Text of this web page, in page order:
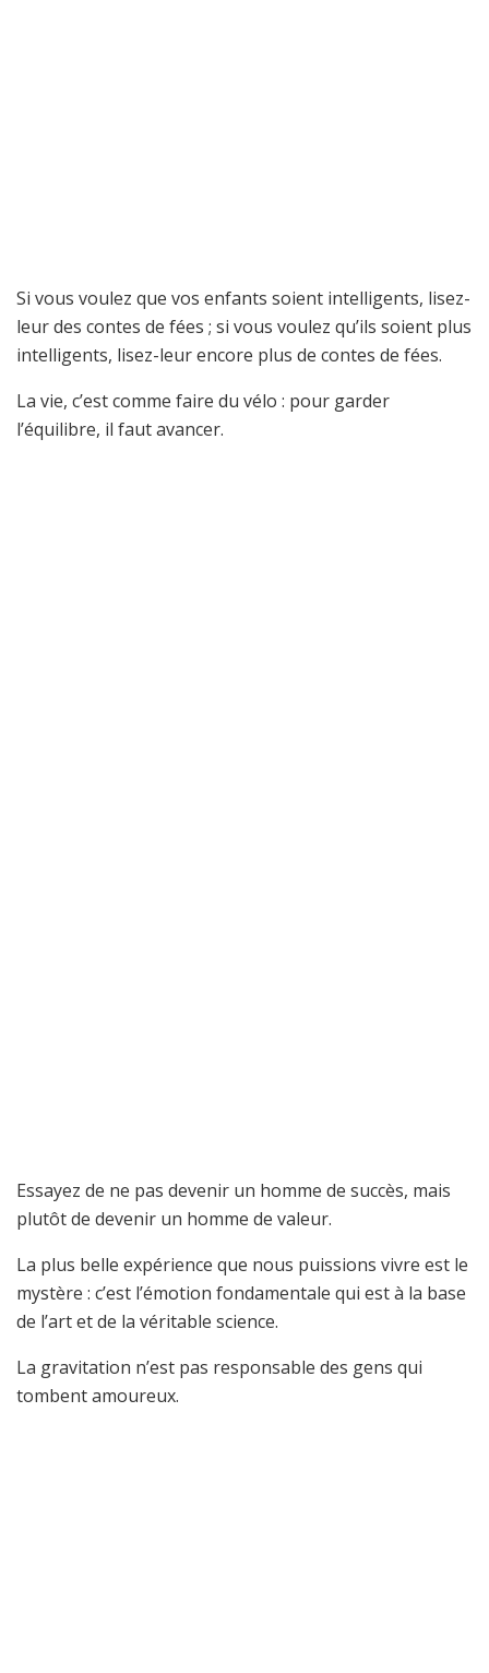
Si vous voulez que vos enfants soient intelligents, lisez-
leur des contes de fées ; si vous voulez qu’ils soient plus
intelligents, lisez-leur encore plus de contes de fées.
La vie, c’est comme faire du vélo : pour garder
l’équilibre, il faut avancer.
Essayez de ne pas devenir un homme de succès, mais
plutôt de devenir un homme de valeur.
La plus belle expérience que nous puissions vivre est le
mystère : c’est l’émotion fondamentale qui est à la base
de l’art et de la véritable science.
La gravitation n’est pas responsable des gens qui
tombent amoureux.